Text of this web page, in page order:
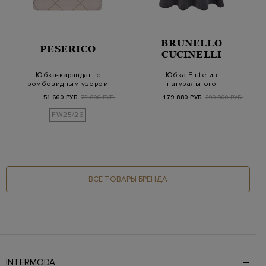
PESERICO
Юбка-карандаш с
ромбовидным узором
51 660 РУБ. 73 800 РУБ.
FW25/26
BRUNELLO
CUCINELLI
Юбка Flute из
натурального
ручной о…
179 880 РУБ. 299 800 РУБ.
ВСЕ ТОВАРЫ БРЕНДА
INTERMODA